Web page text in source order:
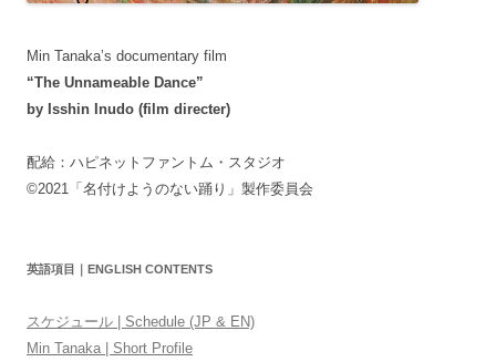
Min Tanaka’s documentary film
“The Unnameable Dance”
by Isshin Inudo (film directer)
配給：ハピネットファントム・スタジオ
©2021「名付けようのない踊り」製作委員会
英語項目｜ENGLISH CONTENTS
スケジュール | Schedule (JP & EN)
Min Tanaka | Short Profile